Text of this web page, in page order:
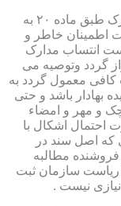
گرچه وظیفه کنترل اصالت خودرو وتائید مدارک طبق ماده ۲۰ به
اطمینان خاطر و
انتساب مدارک
گردد وتوصیه می
معمول گردد به
بهادار باشد و حتی
و مهر و امضاء
احتمال اشکال با
که اصل سند در
مطالبه
به موافقت ریاست سازمان ثبت
نیازی نیست .